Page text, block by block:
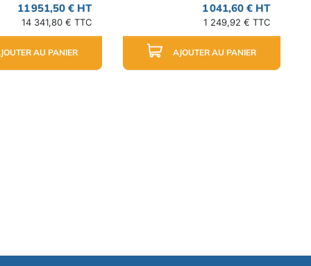
11 951,50 € HT
14 341,80 € TTC
AU PANIER
1 041,60 € HT
1 249,92 € TTC
AJOUTER AU PANIER